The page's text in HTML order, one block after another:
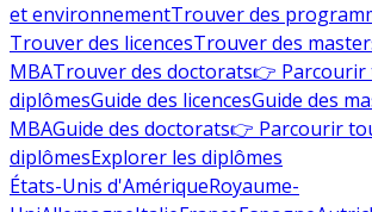
et environnementTrouver des
Trouver des licencesTrouver des
MBATrouver des doctorats👉 Parcourir
diplômesGuide des licencesGuide des
MBAGuide des doctorats👉 Parcourir
diplômesExplorer les diplômes
États-Unis d'AmériqueRoyaume-